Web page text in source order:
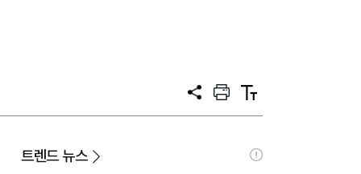
공
프
트
텍
트
트렌드 뉴스